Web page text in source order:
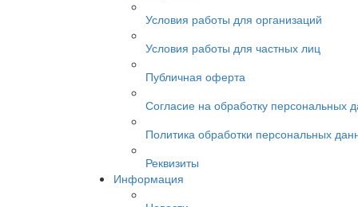
Условия работы для организаций
Условия работы для частных лиц
Публичная оферта
Согласие на обработку персональных
Политика обработки персональных
Реквизиты
Информация